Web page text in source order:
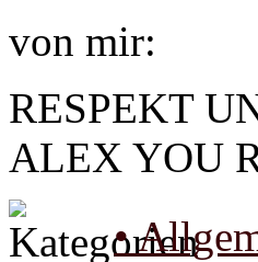
von mir:
RESPEKT
ALEX YOU
•